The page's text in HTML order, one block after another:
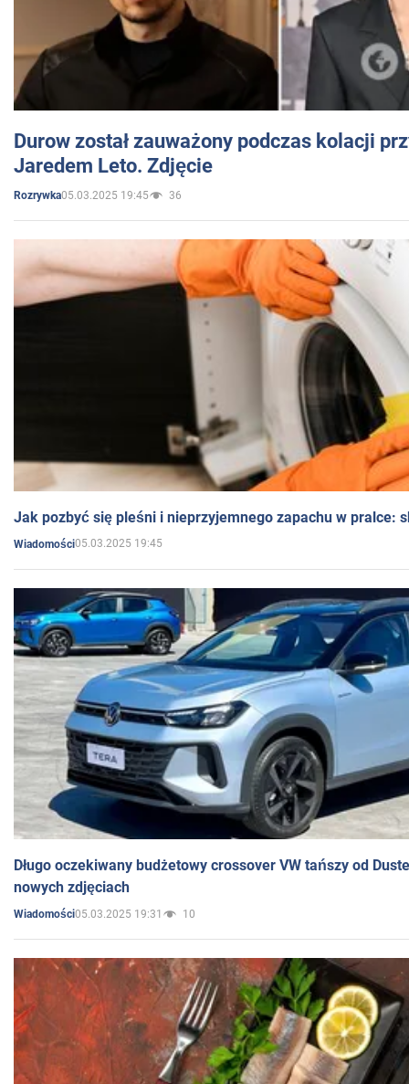
Durow został zauważony podczas kolacji
Jaredem Leto. Zdjęcie
Rozrywka05.03.2025 19:45 36
Jak pozbyć się pleśni i nieprzyjemnego zapachu w pralce:
Wiadomości05.03.2025 19:45
Długo oczekiwany budżetowy crossover VW tańszy od
nowych zdjęciach
Wiadomości05.03.2025 19:31 10